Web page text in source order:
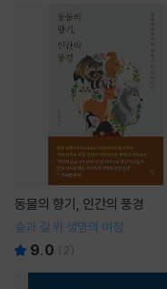
동물의 향기, 인간의 풍경
숲과 길 위 생명의 여정
9.0 ( 2)